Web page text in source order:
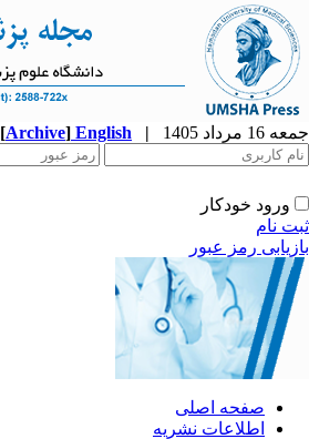
جمعه 16 مرداد 1405 |
English
[Archive]
ورود خودکار
ثبت نام
بازیابی رمز عبور
صفحه اصلی
اطلاعات نشریه